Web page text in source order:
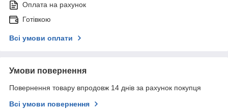
Оплата на рахунок
Готівкою
Всі умови оплати
Умови повернення
Повернення товару впродовж 14 днів за рахунок покупця
Всі умови повернення